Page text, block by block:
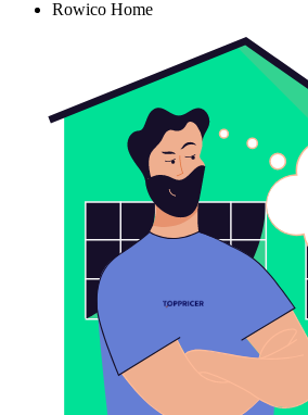
Rowico Home